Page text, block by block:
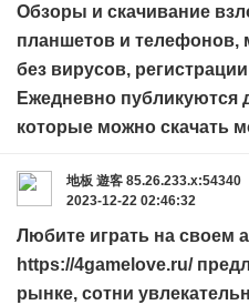
Обзоры и скачивание
планшетов и телефонов,
без вирусов,
Ежедневно публикуются
которые можно скачать
地板 遊客 85.26.233.x:54340
2023-12-22 02:46:32
Любите играть на своем
https://4gamelove.ru/
рынке, сотни